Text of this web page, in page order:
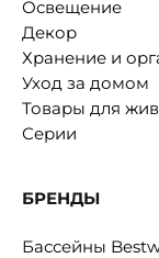
Освещение
Декор
Хранение и
Уход за домом
Товары для
Серии
БРЕНДЫ
Бассейны